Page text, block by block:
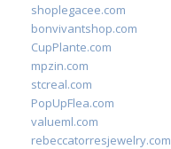
shoplegacee.com
bonvivantshop.com
CupPlante.com
mpzin.com
stcreal.com
PopUpFlea.com
valueml.com
rebeccatorresjewelry.com